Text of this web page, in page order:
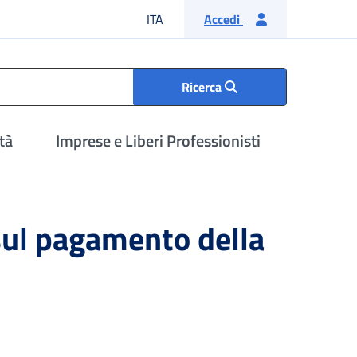
ITA Lingua italiana
Accedi
Ricerca
Imprese e Liberi Professionisti
pagamento della